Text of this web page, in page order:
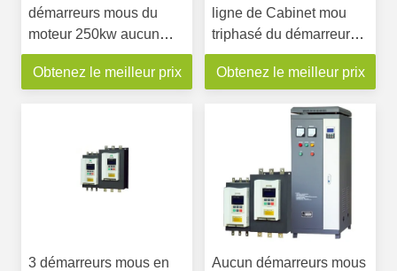
démarreurs mous du
moteur 250kw aucun
contacteur de by-pass
de construction du
Obtenez le meilleur prix
ligne de Cabinet mou
triphasé du démarreur
IP20
Obtenez le meilleur prix
3 démarreurs mous en
Aucun démarreurs mous